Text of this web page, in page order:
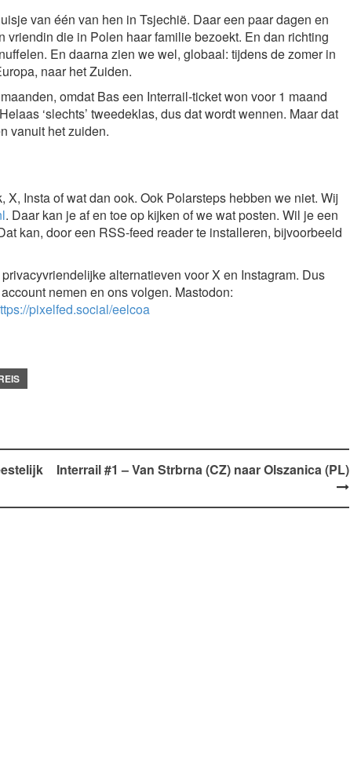
van één van hen in Tsjechië. Daar een paar dagen en
vriendin die in Polen haar familie bezoekt. En dan richting
En daarna zien we wel, globaal: tijdens de zomer in
naar het Zuiden.
omdat Bas een Interrail-ticket won voor 1 maand
‘slechts’ tweedeklas, dus dat wordt wennen. Maar dat
vanuit het zuiden.
Insta of wat dan ook. Ook Polarsteps hebben we niet. Wij
. Daar kan je af en toe op kijken of we wat posten. Wil je een
kan, door een RSS-feed reader te installeren, bijvoorbeeld
alternatieven voor X en Instagram. Dus
nemen en ons volgen. Mastodon:
pixelfed.social/eelcoa
Interrail #1 – Van Strbrna (CZ) naar Olszanica (PL)